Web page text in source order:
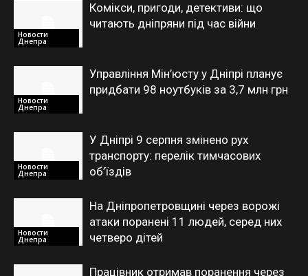
Новости
Днепра
Комікси, пригоди, детективи: що
читають дніпряни під час війни
Новости
Днепра
Управління Мін’юсту у Дніпрі планує
придбати 98 ноутбуків за 3,7 млн грн
Новости
Днепра
У Дніпрі 9 серпня змінено рух
транспорту: перелік тимчасових
об’їздів
Новости
Днепра
На Дніпропетровщині через ворожі
атаки поранені 11 людей, серед них
четверо дітей
Працівник отримав поранення через